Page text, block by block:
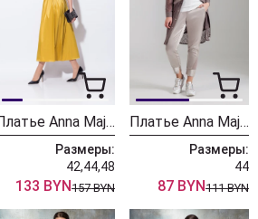
Платье Anna Majewska 1318 Dijon
Размеры:
42,44,48
133 BYN157 BYN
Платье Anna Majewska 1990
Размеры:
44
87 BYN111 BYN